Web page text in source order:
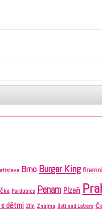
Brno Burger King
Pardubice Penam Plzeň
s dětmi Zlín Znojmo Ústí nad Labem